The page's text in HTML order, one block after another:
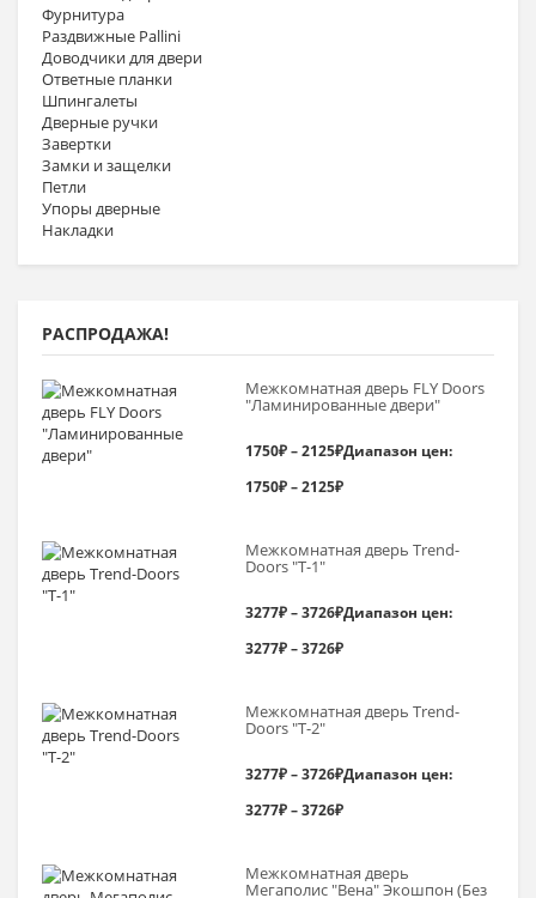
Фурнитура
Раздвижные Pallini
Доводчики для двери
Ответные планки
Шпингалеты
Дверные ручки
Завертки
Замки и защелки
Петли
Упоры дверные
Накладки
РАСПРОДАЖА!
Межкомнатная дверь FLY Doors
"Ламинированные двери"
1750₽–2125₽Диапазон цен:
1750₽ – 2125₽
Межкомнатная дверь Trend-
Doоrs "Т-1"
3277₽–3726₽Диапазон цен:
3277₽ – 3726₽
Межкомнатная дверь Trend-
Doоrs "Т-2"
3277₽–3726₽Диапазон цен:
3277₽ – 3726₽
Межкомнатная дверь
Мегаполис "Вена" Экошпон (Без